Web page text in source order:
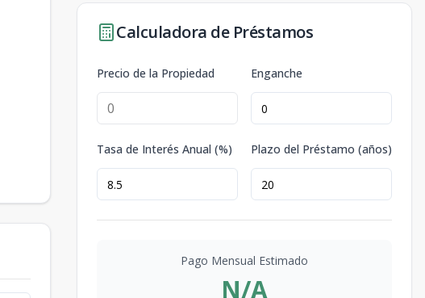
Calculadora de Préstamos
Precio de la Propiedad Enganche
Tasa de Interés Anual (%) Plazo del Préstamo (años)
Pago Mensual Estimado
N/A